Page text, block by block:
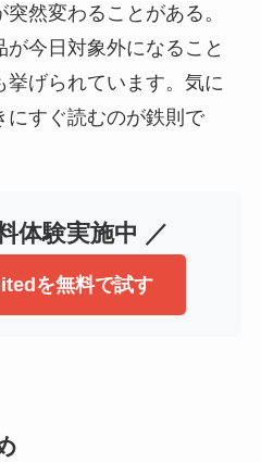
然変わることがある。
今日対象外になること
挙げられています。気に
にすぐ読むのが鉄則で
体験実施中 ／
を無料で試す